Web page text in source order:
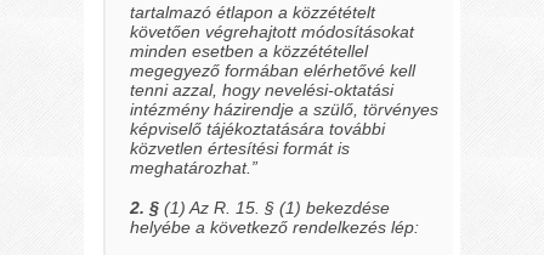
tartalmazó étlapon a közzétételt
követően végrehajtott módosításokat
minden esetben a közzététellel
megegyező formában elérhetővé kell
tenni azzal, hogy nevelési-oktatási
intézmény házirendje a szülő, törvényes
képviselő tájékoztatására további
közvetlen értesítési formát is
meghatározhat.”
2. §(1) Az R. 15. § (1) bekezdése
helyébe a következő rendelkezés lép: